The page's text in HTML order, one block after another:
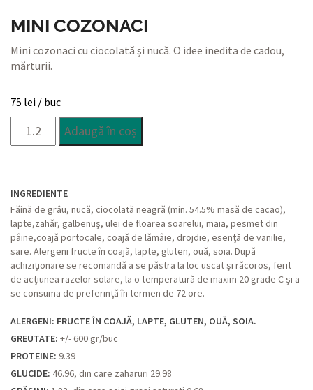
MINI COZONACI
Mini cozonaci cu ciocolată și nucă. O idee inedita de cadou,
mărturii.
75 lei / buc
Mini
Adaugă în coș
INGREDIENTE
Făină de grâu, nucă, ciocolată neagră (min. 54.5% masă de cacao),
lapte,zahăr, galbenuș, ulei de floarea soarelui, maia, pesmet din
pâine,coajă portocale, coajă de lămâie, drojdie, esență de vanilie,
sare. Alergeni fructe în coajă, lapte, gluten, ouă, soia. După
achiziționare se recomandă a se păstra la loc uscat și răcoros, ferit
de acțiunea razelor solare, la o temperatură de maxim 20 grade C și a
se consuma de preferință în termen de 72 ore.
ALERGENI: FRUCTE ÎN COAJĂ, LAPTE, GLUTEN, OUĂ, SOIA.
GREUTATE: +/- 600 gr/buc
PROTEINE: 9.39
GLUCIDE: 46.96, din care zaharuri 29.98